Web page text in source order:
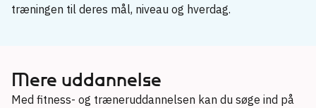
træningen til deres mål, niveau og hverdag.
Mere uddannelse
Med fitness- og træneruddannelsen kan du søge ind på